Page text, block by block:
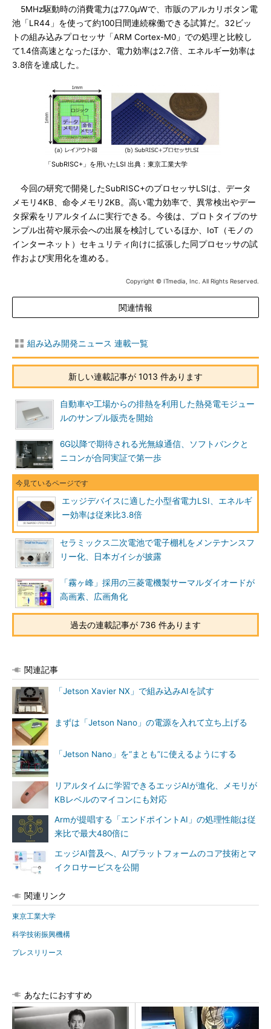
5MHz駆動時の消費電力は77.0μWで、市販のアルカリボタン電
池「LR44」を使って約100日間連続稼働できる試算だ。32ビッ
トの組み込みプロセッサ「ARM Cortex-M0」での処理と比較し
て1.4倍高速となったほか、電力効率は2.7倍、エネルギー効率は
3.8倍を達成した。
「SubRISC+」を用いたLSI 出典：東京工業大学
今回の研究で開発したSubRISC+のプロセッサLSIは、データ
メモリ4KB、命令メモリ2KB。高い電力効率で、異常検出やデー
タ探索をリアルタイムに実行できる。今後は、プロトタイプのサ
ンプル出荷や展示会への出展を検討しているほか、IoT（モノの
インターネット）セキュリティ向けに拡張した同プロセッサの試
作および実用化を進める。
Copyright © ITmedia, Inc. All Rights Reserved.
関連情報
組み込み開発ニュース 連載一覧
新しい連載記事が 1013 件あります
自動車や工場からの排熱を利用した熱発電モジュー
ルのサンプル販売を開始
6G以降で期待される光無線通信、ソフトバンクと
ニコンが合同実証で第一歩
エッジデバイスに適した小型省電力LSI、エネルギ
ー効率は従来比3.8倍
セラミックス二次電池で電子棚札をメンテナンスフ
リー化、日本ガイシが披露
「霧ヶ峰」採用の三菱電機製サーマルダイオードが
高画素、広画角化
過去の連載記事が 736 件あります
関連記事
「Jetson Xavier NX」で組み込みAIを試す
まずは「Jetson Nano」の電源を入れて立ち上げる
「Jetson Nano」を“まとも”に使えるようにする
リアルタイムに学習できるエッジAIが進化、メモリが
KBレベルのマイコンにも対応
Armが提唱する「エンドポイントAI」の処理性能は従
来比で最大480倍に
エッジAI普及へ、AIプラットフォームのコア技術とマ
イクロサービスを公開
関連リンク
東京工業大学
科学技術振興機構
プレスリリース
あなたにおすすめ